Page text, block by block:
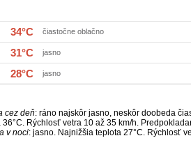
34°C čiastočne oblačno
31°C jasno
28°C jasno
cez deň: ráno najskôr jasno, neskôr doobeda
36°C. Rýchlosť vetra 10 až 35 km/h.
v noci: jasno. Najnižšia teplota 27°C. Rýchlosť